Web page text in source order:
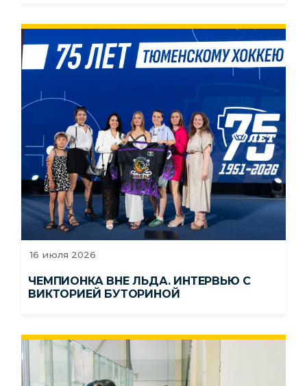
16 июля 2026
ЧЕМПИОНКА ВНЕ ЛЬДА. ИНТЕРВЬЮ С
ВИКТОРИЕЙ БУТОРИНОЙ